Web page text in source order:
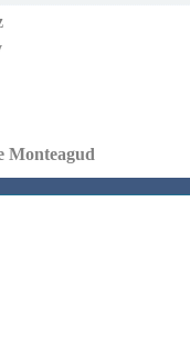
Monteagud